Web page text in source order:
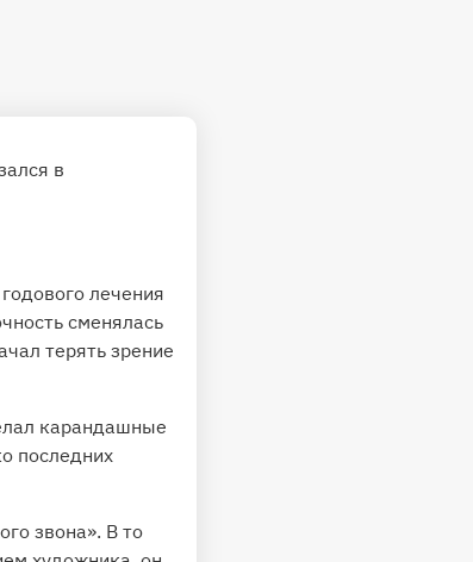
в
лечения
сменялась
терять зрение
карандашные
последних
звона». В то